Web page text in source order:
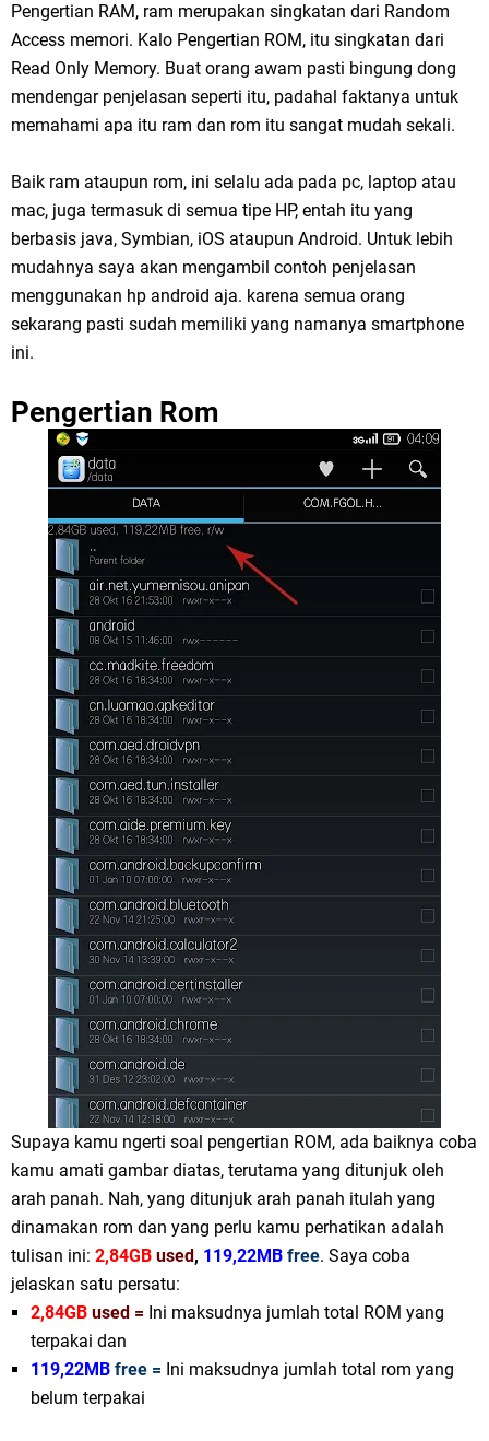
Pengertian RAM, ram merupakan singkatan dari Random
Access memori. Kalo Pengertian ROM, itu singkatan dari
Read Only Memory. Buat orang awam pasti bingung dong
mendengar penjelasan seperti itu, padahal faktanya untuk
memahami apa itu ram dan rom itu sangat mudah sekali.
Baik ram ataupun rom, ini selalu ada pada pc, laptop atau
mac, juga termasuk di semua tipe HP, entah itu yang
berbasis java, Symbian, iOS ataupun Android. Untuk lebih
mudahnya saya akan mengambil contoh penjelasan
menggunakan hp android aja. karena semua orang
sekarang pasti sudah memiliki yang namanya smartphone
ini.
Pengertian Rom
Supaya kamu ngerti soal pengertian ROM, ada baiknya coba
kamu amati gambar diatas, terutama yang ditunjuk oleh
arah panah. Nah, yang ditunjuk arah panah itulah yang
dinamakan rom dan yang perlu kamu perhatikan adalah
tulisan ini: 2,84GB used, 119,22MB free. Saya coba
jelaskan satu persatu:
2,84GBused = Ini maksudnya jumlah total ROM yang
terpakai dan
119,22MBfree = Ini maksudnya jumlah total rom yang
belum terpakai